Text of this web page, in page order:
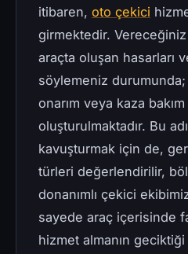
itibaren, oto çekici
girmektedir.
araçta oluşan hasarları
söylemeniz durumunda;
onarım veya kaza
oluşturulmaktadır. Bu
kavuşturmak için de,
türleri değerlendirilir,
donanımlı çekici
sayede araç içerisinde
hizmet almanın